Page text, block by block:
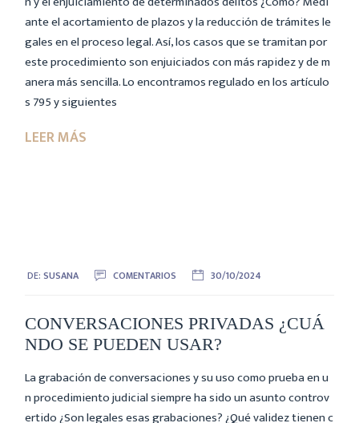
ante el acortamiento de plazos y la reducción de trámites le
gales en el proceso legal. Así, los casos que se tramitan por
este procedimiento son enjuiciados con más rapidez y de m
anera más sencilla. Lo encontramos regulado en los artículo
s 795 y siguientes
DE:SUSANA COMENTARIOS 30/10/2024
CONVERSACIONES PRIVADAS ¿CUÁ
NDO SE PUEDEN USAR?
La grabación de conversaciones y su uso como prueba en u
n procedimiento judicial siempre ha sido un asunto controv
ertido ¿Son legales esas grabaciones? ¿Qué validez tienen c